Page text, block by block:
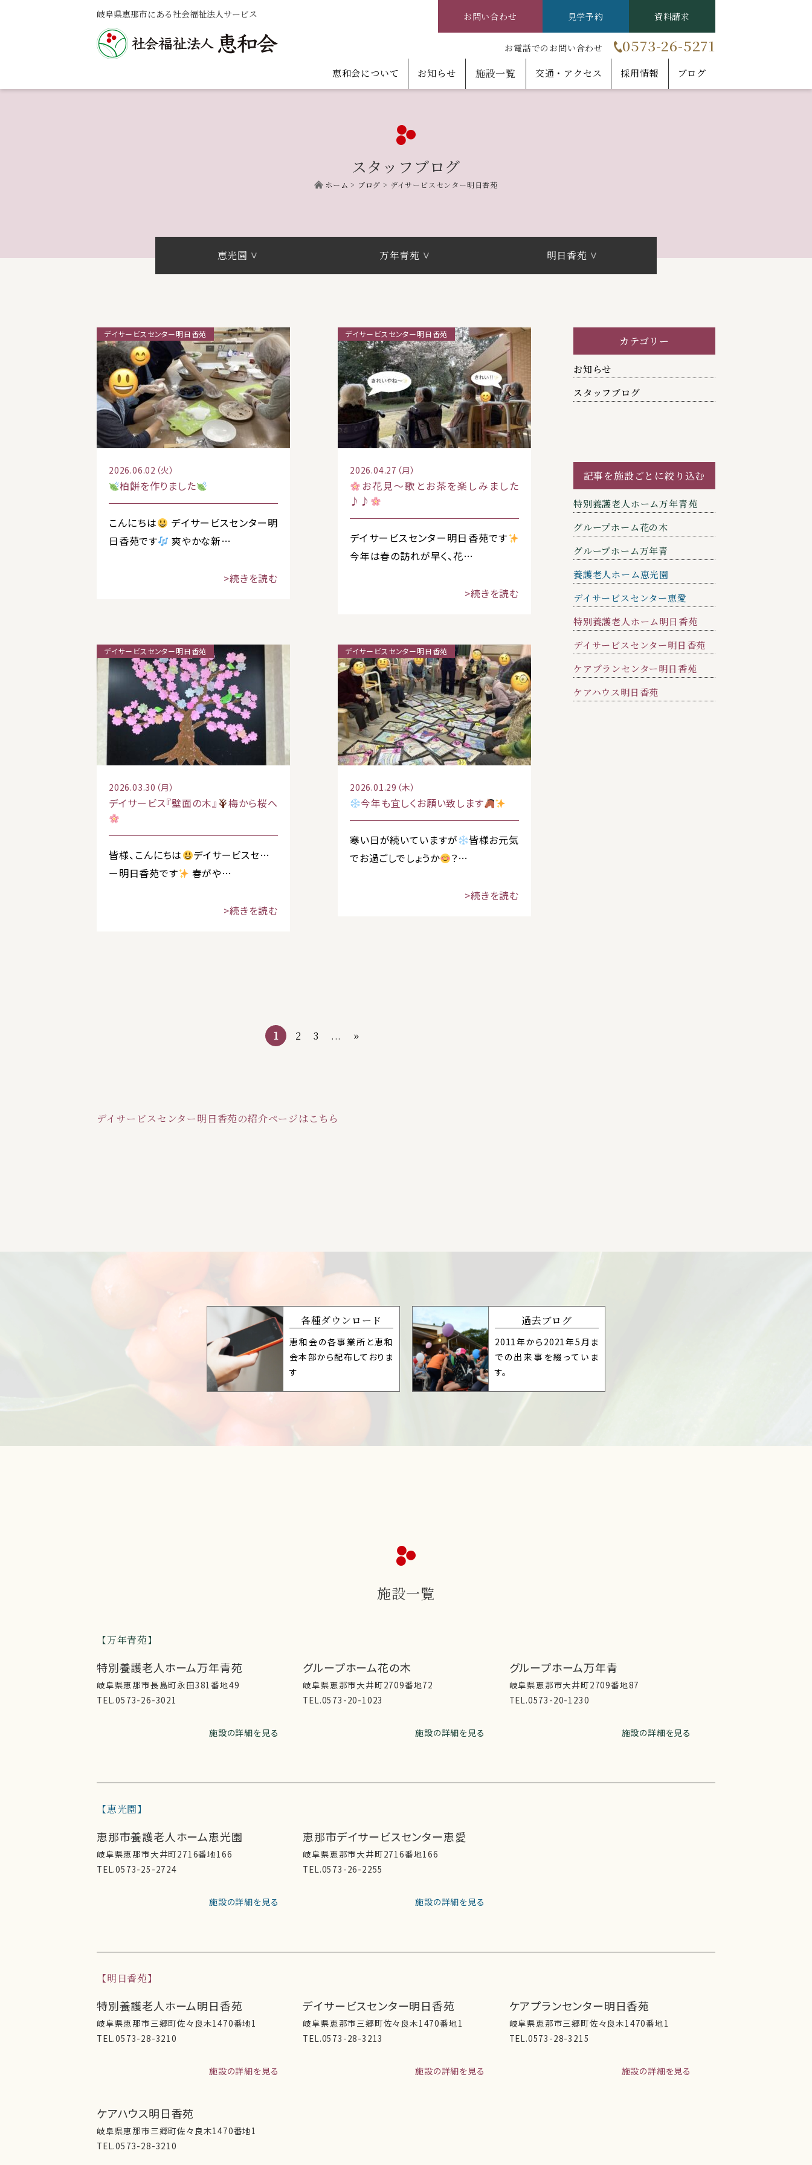
岐阜県恵那市にある社会福祉法人サービス お問い合わせ 見学予約 資料請求
お電話でのお問い合わせ 0573-26-5271
恵和会について お知らせ 施設一覧 交通・アクセス 採用情報 ブログ
スタッフブログ
ホーム > ブログ > デイサービスセンター明日香苑
恵光園 万年青苑 明日香苑
デイサービスセンター明日香苑
2026.06.02（火）
柏餅を作りました
こんにちは
デイサービスセンター明
日香苑です
爽やかな新…
>続きを読む
デイサービスセンター明日香苑
2026.04.27（月）
お花見〜歌とお茶を楽しみました
♪♪
デイサービスセンター明日香苑です
今年は春の訪れが早く、花…
>続きを読む
デイサービスセンター明日香苑
2026.03.30（月）
デイサービス『壁面の木』 梅から桜へ
皆様、こんにちは
デイサービスセンタ
ー明日香苑です
春がや…
>続きを読む
デイサービスセンター明日香苑
2026.01.29（木）
今年も宜しくお願い致します
寒い日が続いていますが
皆様お元気
でお過ごしでしょうか
？…
>続きを読む
1 2 3 ... »
デイサービスセンター明日香苑の紹介ページはこちら
カテゴリー
お知らせ
スタッフブログ
記事を施設ごとに絞り込む
特別養護老人ホーム万年青苑
グループホーム花の木
グループホーム万年青
養護老人ホーム恵光園
デイサービスセンター恵愛
特別養護老人ホーム明日香苑
デイサービスセンター明日香苑
ケアプランセンター明日香苑
ケアハウス明日香苑
各種ダウンロード
恵和会の各事業所と恵和
会本部から配布しておりま
す
過去ブログ
2011年から2021年5月ま
での出来事を綴っていま
す。
施設一覧
万年青苑
特別養護老人ホーム万年青苑
岐阜県恵那市長島町永田381番地49
TEL.0573-26-3021
施設の詳細を見る
グループホーム花の木
岐阜県恵那市大井町2709番地72
TEL.0573-20-1023
施設の詳細を見る
グループホーム万年青
岐阜県恵那市大井町2709番地87
TEL.0573-20-1230
施設の詳細を見る
恵光園
恵那市養護老人ホーム恵光園
岐阜県恵那市大井町2716番地166
TEL.0573-25-2724
施設の詳細を見る
恵那市デイサービスセンター恵愛
岐阜県恵那市大井町2716番地166
TEL.0573-26-2255
施設の詳細を見る
明日香苑
特別養護老人ホーム明日香苑
岐阜県恵那市三郷町佐々良木1470番地1
TEL.0573-28-3210
施設の詳細を見る
デイサービスセンター明日香苑
岐阜県恵那市三郷町佐々良木1470番地1
TEL.0573-28-3213
施設の詳細を見る
ケアプランセンター明日香苑
岐阜県恵那市三郷町佐々良木1470番地1
TEL.0573-28-3215
施設の詳細を見る
ケアハウス明日香苑
岐阜県恵那市三郷町佐々良木1470番地1
TEL.0573-28-3210